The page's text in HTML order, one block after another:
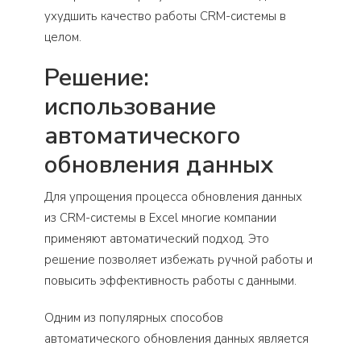
ухудшить качество работы CRM-системы в
целом.
Решение:
использование
автоматического
обновления данных
Для упрощения процесса обновления данных
из CRM-системы в Excel многие компании
применяют автоматический подход. Это
решение позволяет избежать ручной работы и
повысить эффективность работы с данными.
Одним из популярных способов
автоматического обновления данных является